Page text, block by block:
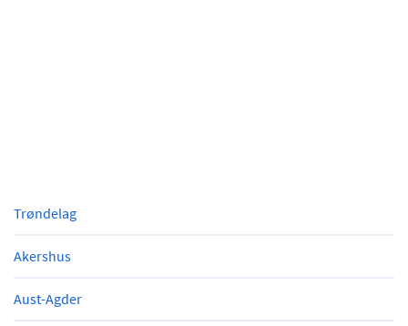
Trøndelag
Akershus
Aust-Agder